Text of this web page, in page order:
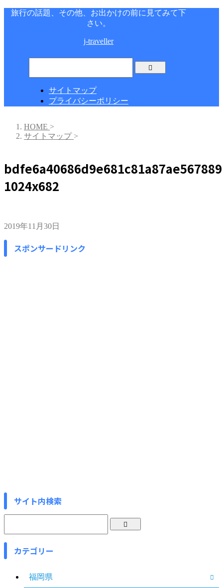
旅行の話題、その他、お出かけの前に見てみて下
さい。
j-traveller
サイトマップ
プライバシーポリシー
HOME >
サイトマップ >
1024x682
2019年11月30日
スポンサードリンク
サイト内検索
カテゴリー
福岡県